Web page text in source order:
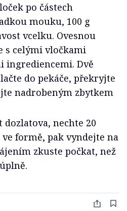
po částech
mouku, 100 g
vcelku. Ovesnou
s celými vločkami
ingrediencemi. Dvě
do pekáče, překryjte
nadrobeným zbytkem
dozlatova, nechte 20
formě, pak vyndejte na
zkuste počkat, než